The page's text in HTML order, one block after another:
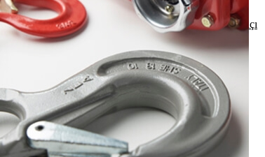
Bağlantı noktaları
Caraskal / Zincirli Çektirme / Şaryo / Kiriş Kıskaçı
Yük Bağlama
Codipro
Terrier
RopeBlock
Nemag